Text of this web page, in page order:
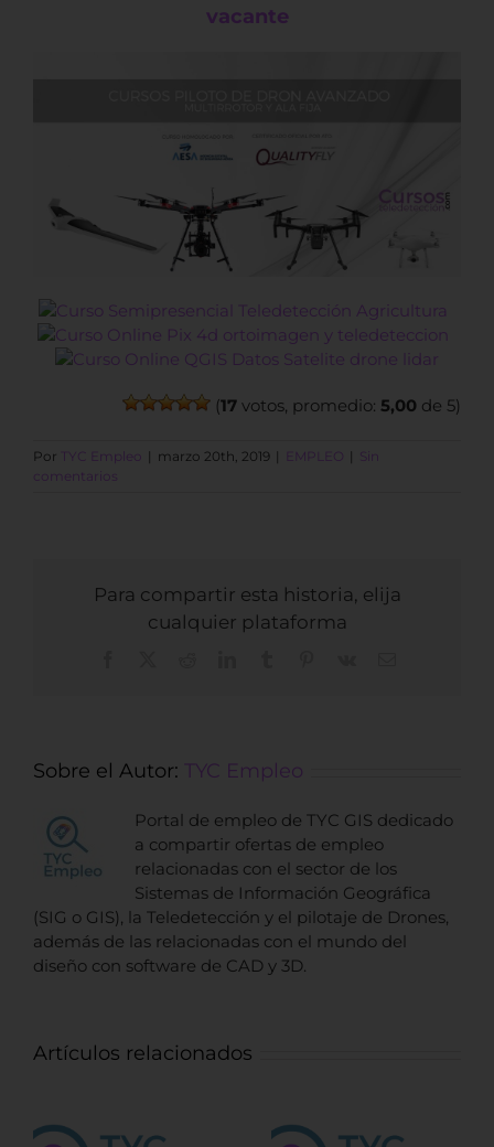
vacante
(17 votos, promedio: 5,00 de 5)
Por TYC Empleo | marzo 20th, 2019 | EMPLEO | Sin
comentarios
Para compartir esta historia, elija
cualquier plataforma
Sobre el Autor: TYC Empleo
Portal de empleo de TYC GIS dedicado
a compartir ofertas de empleo
relacionadas con el sector de los
Sistemas de Información Geográfica
(SIG o GIS), la Teledetección y el pilotaje de Drones,
además de las relacionadas con el mundo del
diseño con software de CAD y 3D.
Artículos relacionados